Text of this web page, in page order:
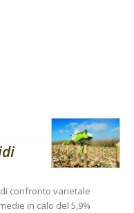
confronto varietale
in calo del 5,9%